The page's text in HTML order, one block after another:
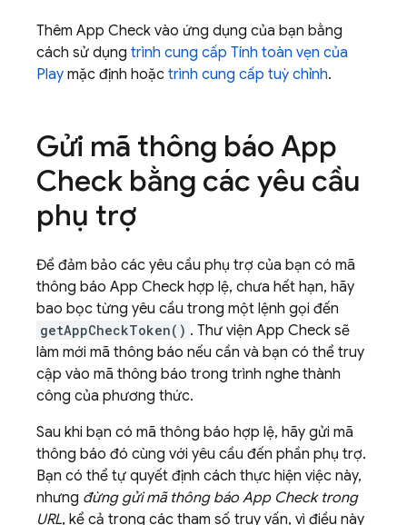
Thêm App Check vào ứng dụng của bạn bằng
cách sử dụng trình cung cấp Tính toàn vẹn của
Play mặc định hoặc trình cung cấp tuỳ chỉnh.
Gửi mã thông báo App
Check bằng các yêu cầu
phụ trợ
Để đảm bảo các yêu cầu phụ trợ của bạn có mã
thông báo App Check hợp lệ, chưa hết hạn, hãy
bao bọc từng yêu cầu trong một lệnh gọi đến
getAppCheckToken() . Thư viện App Check sẽ
làm mới mã thông báo nếu cần và bạn có thể truy
cập vào mã thông báo trong trình nghe thành
công của phương thức.
Sau khi bạn có mã thông báo hợp lệ, hãy gửi mã
thông báo đó cùng với yêu cầu đến phần phụ trợ.
Bạn có thể tự quyết định cách thực hiện việc này,
nhưng đừng gửi mã thông báo App Checktrong
URL, kể cả trong các tham số truy vấn, vì điều này